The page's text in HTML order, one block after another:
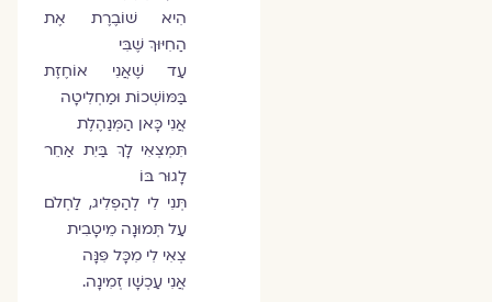
הִיא שׁוֹבֶרֶת אֶת
הַחִיּוּךְ שֶׁבִּי
עַד שֶׁאֲנִי אוֹחֶזֶת
בַּמּוֹשְׁכוֹת וּמַחְלִיטָה
אֲנִי כָּאן הַמְּנַהֶלֶת
תִּמְצְאִי לָךְ בַּיִת אַחֵר
לָגוּר בּוֹ
תְּנִי לִי לְהַפְלִיג, לַחְלֹם
עַל תְּמוּנָה מֵיטָבִית
צְאִי לִי מִכָּל פִּנָּה
אֲנִי עַכְשָׁו זְמִינָה.